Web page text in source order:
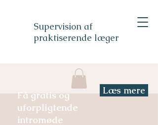
Supervision af
praktiserende læger
Få gratis og
uforpligtende
intromøde
Læs mere